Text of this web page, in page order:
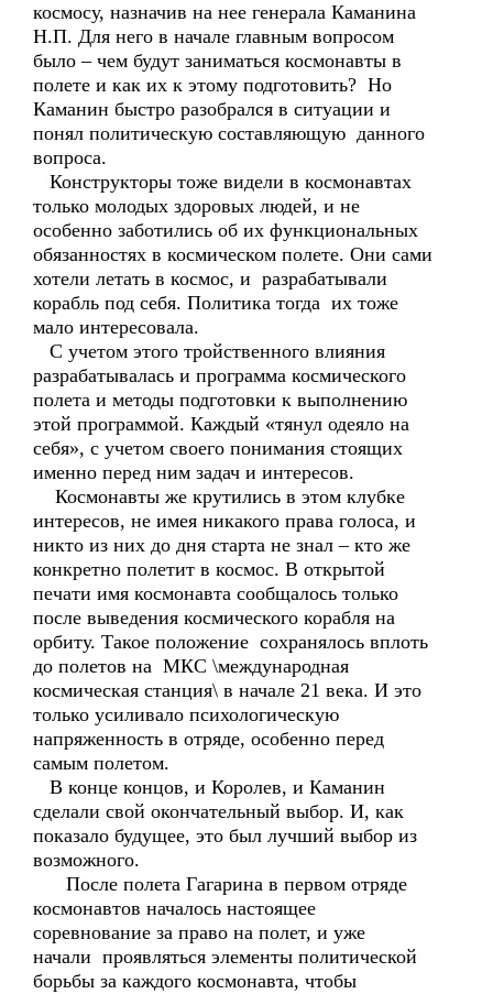
космосу, назначив на нее генерала Каманина
Н.П. Для него в начале главным вопросом
было – чем будут заниматься космонавты в
полете и как их к этому подготовить? Но
Каманин быстро разобрался в ситуации и
понял политическую составляющую данного
вопроса.
Конструкторы тоже видели в космонавтах
только молодых здоровых людей, и не
особенно заботились об их функциональных
обязанностях в космическом полете. Они сами
хотели летать в космос, и разрабатывали
корабль под себя. Политика тогда их тоже
мало интересовала.
С учетом этого тройственного влияния
разрабатывалась и программа космического
полета и методы подготовки к выполнению
этой программой. Каждый «тянул одеяло на
себя», с учетом своего понимания стоящих
именно перед ним задач и интересов.
Космонавты же крутились в этом клубке
интересов, не имея никакого права голоса, и
никто из них до дня старта не знал – кто же
конкретно полетит в космос. В открытой
печати имя космонавта сообщалось только
после выведения космического корабля на
орбиту. Такое положение сохранялось вплоть
до полетов на МКС \международная
космическая станция\ в начале 21 века. И это
только усиливало психологическую
напряженность в отряде, особенно перед
самым полетом.
В конце концов, и Королев, и Каманин
сделали свой окончательный выбор. И, как
показало будущее, это был лучший выбор из
возможного.
После полета Гагарина в первом отряде
космонавтов началось настоящее
соревнование за право на полет, и уже
начали проявляться элементы политической
борьбы за каждого космонавта, чтобы